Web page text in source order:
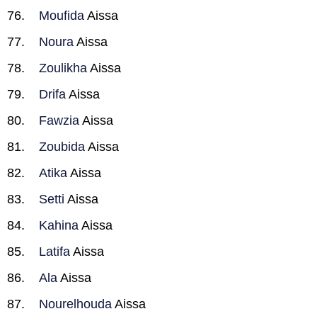
Moufida Aissa
Noura Aissa
Zoulikha Aissa
Drifa Aissa
Fawzia Aissa
Zoubida Aissa
Atika Aissa
Setti Aissa
Kahina Aissa
Latifa Aissa
Ala Aissa
Nourelhouda Aissa